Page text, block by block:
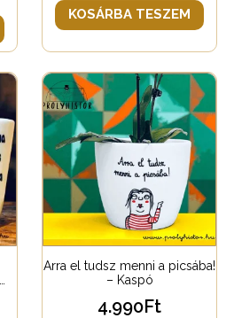
KOSÁRBA TESZEM
Arra el tudsz menni a picsába!
– Kaspó
4.990Ft